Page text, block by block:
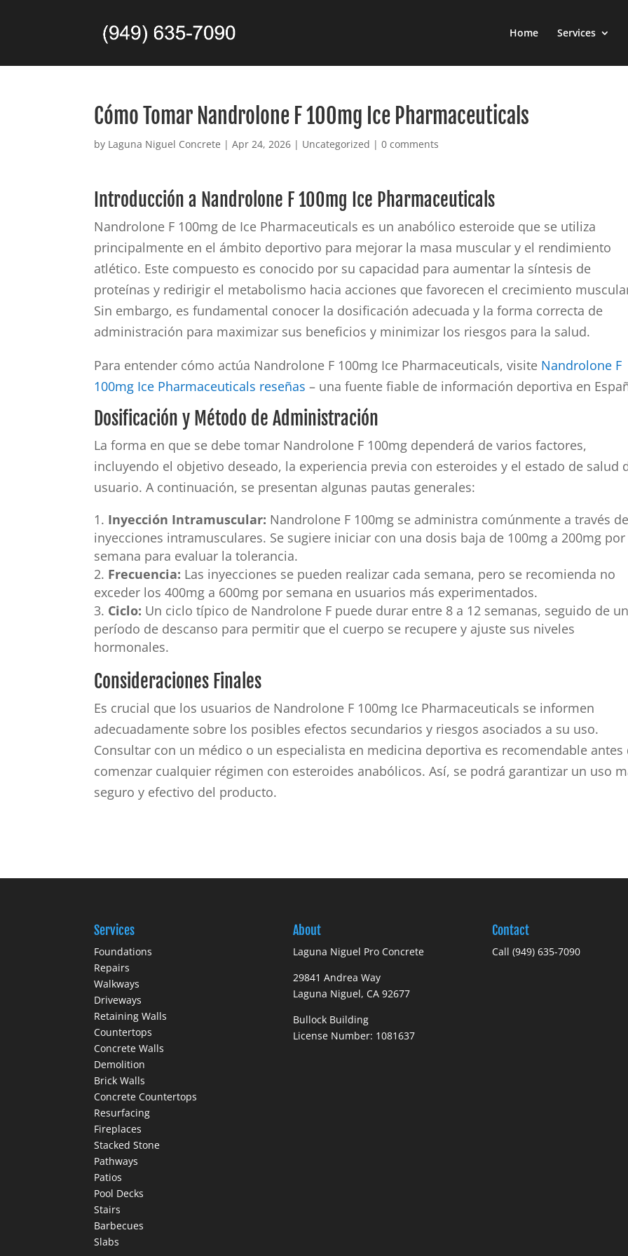
Home Services
Cómo Tomar Nandrolone F 100mg Ice Pharmaceuticals
by Laguna Niguel Concrete |Apr 24, 2026 | Uncategorized |0 comments
Introducción a Nandrolone F 100mg Ice Pharmaceuticals
Nandrolone F 100mg de Ice Pharmaceuticals es un anabólico esteroide que se utiliza
principalmente en el ámbito deportivo para mejorar la masa muscular y el rendimiento
atlético. Este compuesto es conocido por su capacidad para aumentar la síntesis de
proteínas y redirigir el metabolismo hacia acciones que favorecen el crecimiento
Sin embargo, es fundamental conocer la dosificación adecuada y la forma correcta de
administración para maximizar sus beneficios y minimizar los riesgos para la salud.
Para entender cómo actúa Nandrolone F 100mg Ice Pharmaceuticals, visite Nandrolone F
100mg Ice Pharmaceuticals reseñas – una fuente fiable de información deportiva en
Dosificación y Método de Administración
La forma en que se debe tomar Nandrolone F 100mg dependerá de varios factores,
incluyendo el objetivo deseado, la experiencia previa con esteroides y el estado de salud
usuario. A continuación, se presentan algunas pautas generales:
Inyección Intramuscular: Nandrolone F 100mg se administra comúnmente a través de
inyecciones intramusculares. Se sugiere iniciar con una dosis baja de 100mg a 200mg por
semana para evaluar la tolerancia.
Frecuencia: Las inyecciones se pueden realizar cada semana, pero se recomienda no
exceder los 400mg a 600mg por semana en usuarios más experimentados.
Ciclo: Un ciclo típico de Nandrolone F puede durar entre 8 a 12 semanas, seguido de un
período de descanso para permitir que el cuerpo se recupere y ajuste sus niveles
hormonales.
Consideraciones Finales
Es crucial que los usuarios de Nandrolone F 100mg Ice Pharmaceuticals se informen
adecuadamente sobre los posibles efectos secundarios y riesgos asociados a su uso.
Consultar con un médico o un especialista en medicina deportiva es recomendable antes
comenzar cualquier régimen con esteroides anabólicos. Así, se podrá garantizar un uso
seguro y efectivo del producto.
Services
Foundations
Repairs
Walkways
Driveways
Retaining Walls
Countertops
Concrete Walls
Demolition
Brick Walls
Concrete Countertops
Resurfacing
Fireplaces
Stacked Stone
Pathways
Patios
Pool Decks
Stairs
Barbecues
Slabs
About
Laguna Niguel Pro Concrete
29841 Andrea Way
Laguna Niguel, CA 92677
Bullock Building
License Number: 1081637
Contact
Call (949) 635-7090